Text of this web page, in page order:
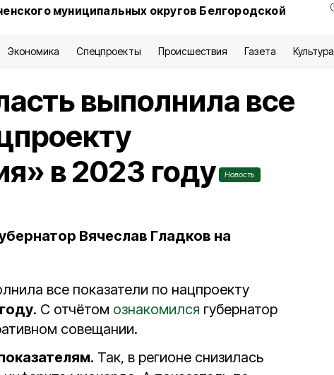
муниципальных округов Белгородской
Экономика Спецпроекты Происшествия Газета Культура
выполнила все
в 2023 году
Новость
Вячеслав Гладков на
все показатели по нацпроекту
. С отчётом ознакомился губернатор
совещании.
. Так, в регионе снизилась